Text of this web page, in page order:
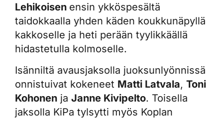
Lehikoisen ensin ykköspesältä
taidokkaalla yhden käden koukkunäpyllä
kakkoselle ja heti perään tyylikkäällä
hidastetulla kolmoselle.
Isänniltä avausjaksolla juoksunlyönnissä
onnistuivat kokeneet Matti Latvala, Toni
Kohonen ja Janne Kivipelto. Toisella
jaksolla KiPa tylsytti myös Koplan